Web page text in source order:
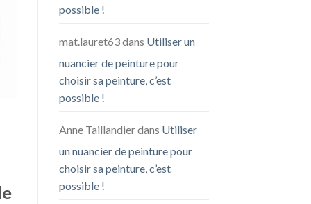
possible !
mat.lauret63dans Utiliser un
nuancier de peinture pour
choisir sa peinture, c’est
possible !
Anne Taillandierdans Utiliser
un nuancier de peinture pour
choisir sa peinture, c’est
possible !